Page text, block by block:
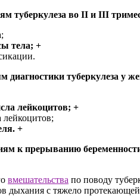
туберкулеза во II и III
тела; +
диагностики туберкулеза у
лейкоцитов; +
+
к прерыванию
вмешательства по поводу
дыхания с тяжело